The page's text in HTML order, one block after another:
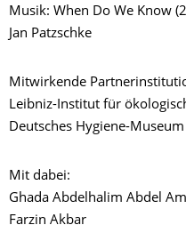
Musik: When Do We Know
Jan Patzschke
Mitwirkende
Leibniz-Institut für
Deutsches Hygiene-
Mit dabei:
Ghada Abdelhalim Abdel
Farzin Akbar